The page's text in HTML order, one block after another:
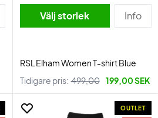
Välj storlek Info
RSL Elham Women T-shirt Blue
Tidigare pris: 499,00 199,00 SEK
OUTLET